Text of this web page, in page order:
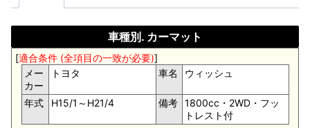
車種別. カーマット
[適合条件 (全項目の一致が必要)]
メー
カー
トヨタ 車名 ウィッシュ
年式 H15/1～H21/4 備考
1800cc・2WD・フッ
トレスト付